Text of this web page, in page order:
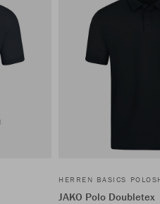
HERREN BASICS
JAKO Polo Doubletex